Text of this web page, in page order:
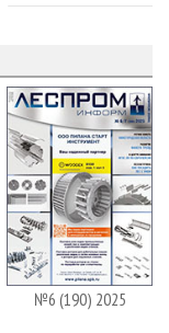
№6 (190) 2025